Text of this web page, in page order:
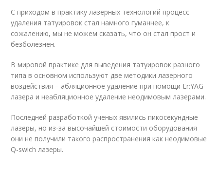
С приходом в практику лазерных технологий процесс
удаления татуировок стал намного гуманнее, к
сожалению, мы не можем сказать, что он стал прост и
безболезнен.
В мировой практике для выведения татуировок разного
типа в основном используют две методики лазерного
воздействия – абляционное удаление при помощи Er:YAG-
лазера и неабляционное удаление неодимовым лазерами.
Последней разработкой ученых явились пикосекундные
лазеры, но из-за высочайшей стоимости оборудования
они не получили такого распространения как неодимовые
Q-swich лазеры.